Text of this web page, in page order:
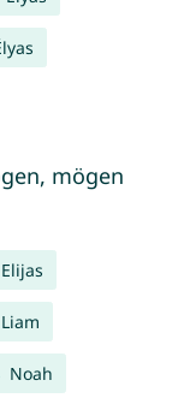
mögen
Elijas
Liam
Noah